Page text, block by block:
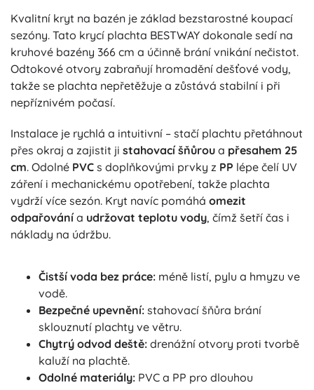
Kvalitní kryt na bazén je základ bezstarostné koupací
sezóny. Tato krycí plachta BESTWAY dokonale sedí na
kruhové bazény 366 cm a účinně brání vnikání nečistot.
Odtokové otvory zabraňují hromadění dešťové vody,
takže se plachta nepřetěžuje a zůstává stabilní i při
nepříznivém počasí.
Instalace je rychlá a intuitivní – stačí plachtu přetáhnout
přes okraj a zajistit ji stahovací šňůrou a přesahem 25
cm. Odolné PVC s doplňkovými prvky z PP lépe čelí UV
záření i mechanickému opotřebení, takže plachta
vydrží více sezón. Kryt navíc pomáhá omezit
odpařování a udržovat teplotu vody, čímž šetří čas i
náklady na údržbu.
Čistší voda bez práce: méně listí, pylu a hmyzu ve
vodě.
Bezpečné upevnění: stahovací šňůra brání
sklouznutí plachty ve větru.
Chytrý odvod deště: drenážní otvory proti tvorbě
kaluží na plachtě.
Odolné materiály: PVC a PP pro dlouhou